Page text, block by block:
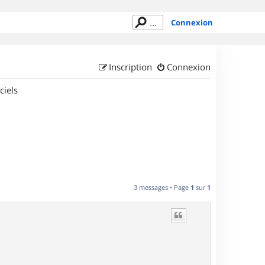
Connexion
Connexion
Inscription
3 messages • Page 1 sur 1